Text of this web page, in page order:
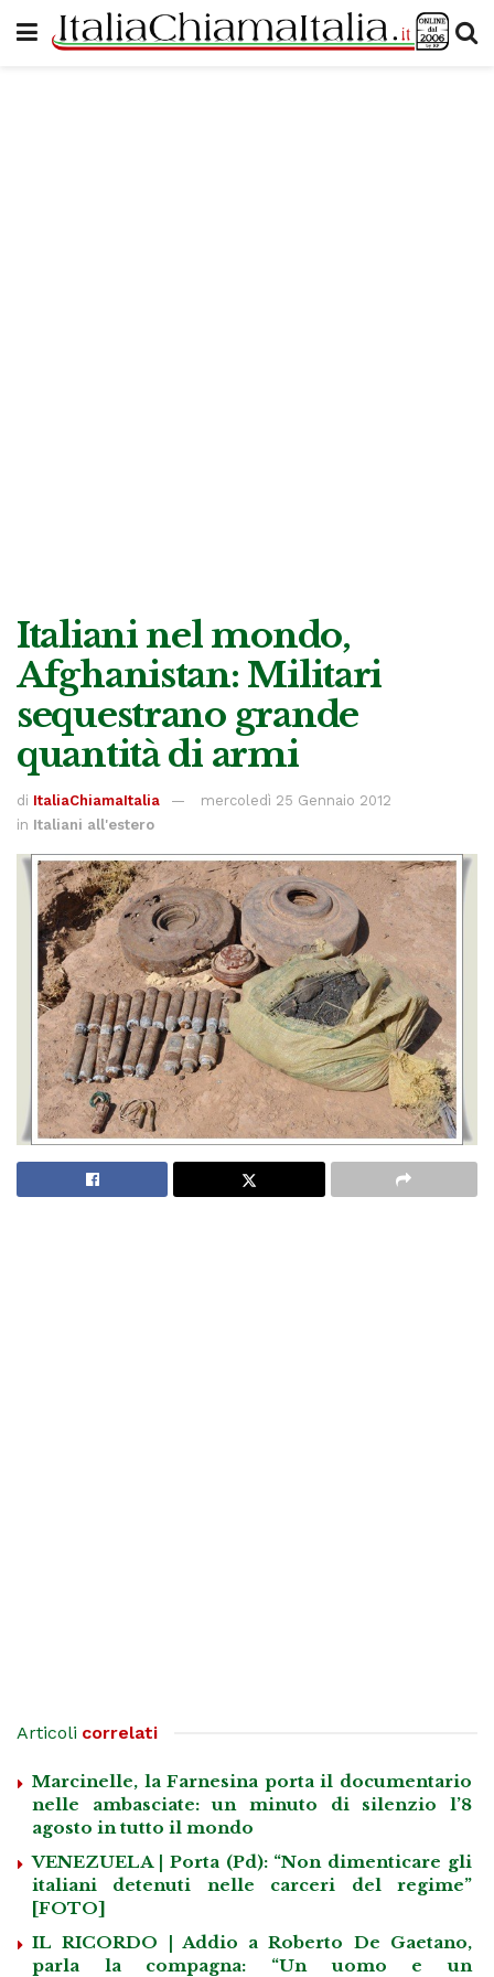
Italiani nel mondo,
Afghanistan: Militari
sequestrano grande
quantità di armi
di ItaliaChiamaItalia
mercoledì 25 Gennaio 2012
in Italiani all'estero
Articoli correlati
Marcinelle, la Farnesina porta il documentario
nelle ambasciate: un minuto di silenzio l’8
agosto in tutto il mondo
VENEZUELA | Porta (Pd): “Non dimenticare gli
italiani detenuti nelle carceri del regime”
[FOTO]
IL RICORDO | Addio a Roberto De Gaetano,
parla la compagna: “Un uomo e un